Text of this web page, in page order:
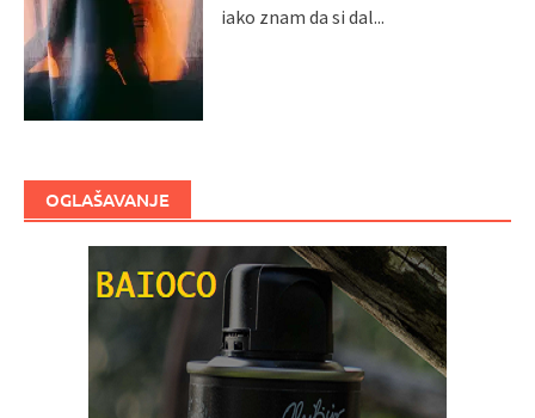
iako znam da si dal...
OGLAŠAVANJE